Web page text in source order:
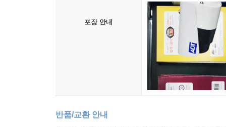
포장 안내
반품/교환 안내